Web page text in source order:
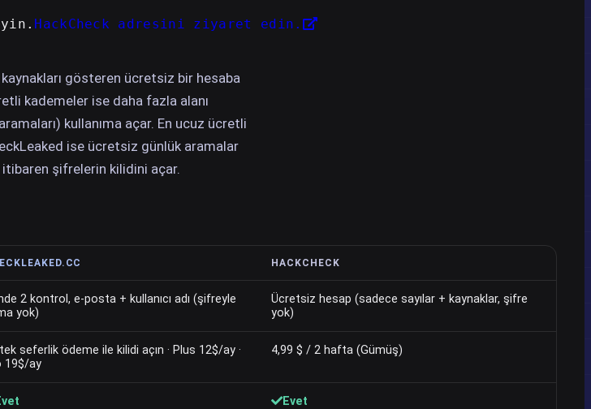
HackCheck adresini ziyaret edin.
kaynakları gösteren ücretsiz bir hesaba
kademeler ise daha fazla alanı
kullanıma açar. En ucuz ücretli
ise ücretsiz günlük aramalar
itibaren şifrelerin kilidini açar.
HACKCHECK
2 kontrol, e-posta + kullanıcı adı (şifreyle
yok)
Ücretsiz hesap (sadece sayılar + kaynaklar, şifre
yok)
seferlik ödeme ile kilidi açın · Plus 12$/ay ·
19$/ay
4,99 $ / 2 hafta (Gümüş)
Evet